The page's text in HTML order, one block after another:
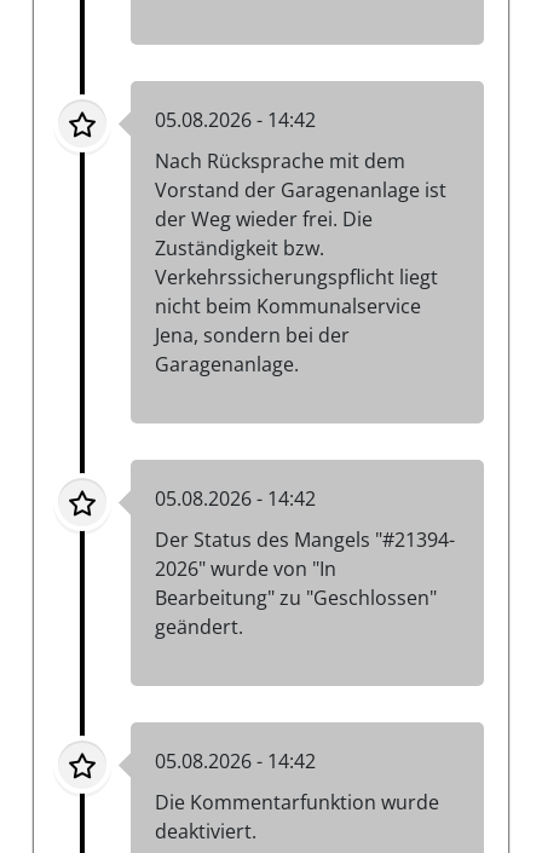
05.08.2026 - 14:42
Nach Rücksprache mit dem
Vorstand der Garagenanlage ist
der Weg wieder frei. Die
Zuständigkeit bzw.
Verkehrssicherungspflicht liegt
nicht beim Kommunalservice
Jena, sondern bei der
Garagenanlage.
05.08.2026 - 14:42
Der Status des Mangels "#21394-
2026" wurde von "In
Bearbeitung" zu "Geschlossen"
geändert.
05.08.2026 - 14:42
Die Kommentarfunktion wurde
deaktiviert.